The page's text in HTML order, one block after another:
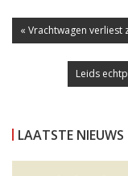
« Vrachtwagen verliest
Leids
LAATSTE NIEUWS